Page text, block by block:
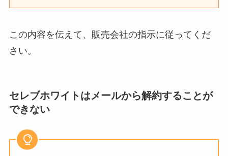
この内容を伝えて、販売会社の指示に従ってくだ
さい。
セレブホワイトはメールから解約することが
できない